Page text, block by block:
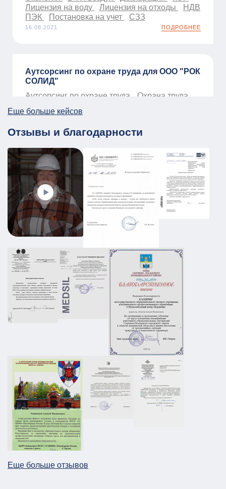
Лицензия на воду
Лицензия на отходы
НДВ
ПЭК
Постановка на учет СЗЗ
16.08.2021 ПОДРОБНЕЕ
Аутсорсинг по охране труда для ООО "РОК
СОЛИД"
Аутсорсинг по охране труда
Охрана труда
ПЛДЧС для МБУ ДО «Образовательный
центр «Смена»
ГО и ЧС
ПДЛЧС
19.08.2025 ПОДРОБНЕЕ
Промышленный объект РТИ:
категорирование, Ситуационный план и
Плана охраны объекта
АТЗ Паспорт АТЗ Паспорт безопасности
Постановление Правительства №258
01.03.2026 ПОДРОБНЕЕ
ПЛДЧС для ООО "НС-Ойл"
ПОДРОБНЕЕ
Паспорт безопасности для предприятия
НПП в г. Москва
АТЗ Паспорт АТЗ
Постановление Правительства №258
26.12.2025
Еще больше кейсов
Отзывы и благодарности
Еще больше отзывов